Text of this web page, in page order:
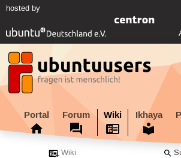
hosted by
Portal Forum Wiki Ikhaya